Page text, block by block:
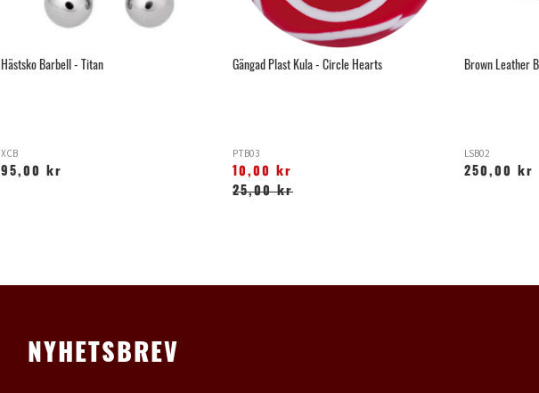
Hästsko Barbell - Titan
XCB
95,00 kr
Gängad Plast Kula - Circle Hearts
PTB03
10,00 kr
25,00 kr
Brown Leather
LSB02
250,00 kr
NYHETSBREV